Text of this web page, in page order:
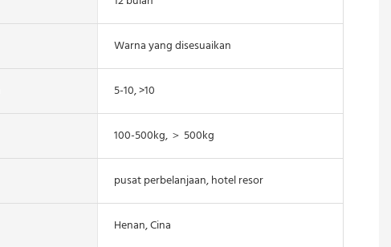
Warna yang disesuaikan
5-10, >10
100-500kg, ＞ 500kg
pusat perbelanjaan, hotel resor
Henan, Cina